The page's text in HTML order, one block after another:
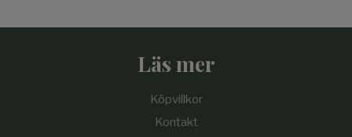
Läs mer
Köpvillkor
Kontakt